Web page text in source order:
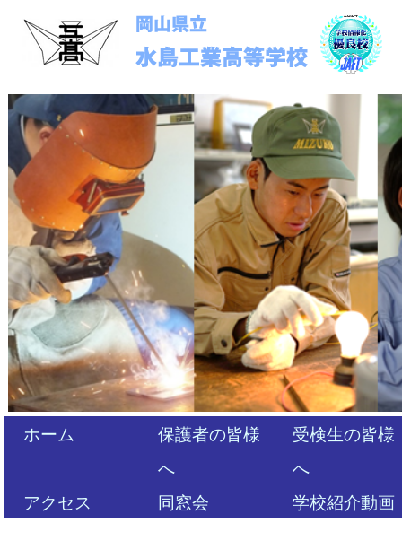
ホーム
保護者の皆様
へ
受検生の皆様
へ
アクセス
同窓会 学校紹介動画